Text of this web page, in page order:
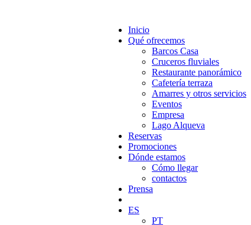
Inicio
Qué ofrecemos
Barcos Casa
Cruceros fluviales
Restaurante panorámico
Cafetería terraza
Amarres y otros servicios
Eventos
Empresa
Lago Alqueva
Reservas
Promociones
Dónde estamos
Cómo llegar
contactos
Prensa
ES
PT